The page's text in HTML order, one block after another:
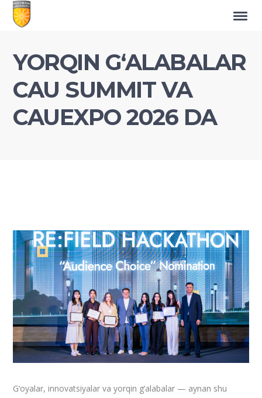
YORQIN G‘ALABALAR
CAU SUMMIT VA
CAUEXPO 2026 DA
G‘oyalar, innovatsiyalar va yorqin g‘alabalar — aynan shu